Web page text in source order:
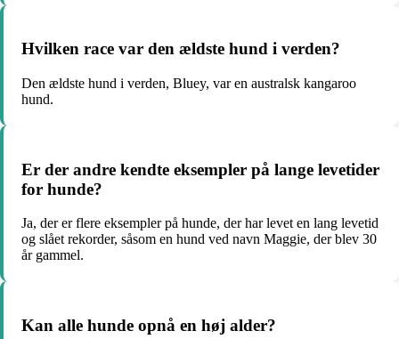
Hvilken race var den ældste hund i verden?
Den ældste hund i verden, Bluey, var en australsk kangaroo
hund.
Er der andre kendte eksempler på lange levetider
for hunde?
Ja, der er flere eksempler på hunde, der har levet en lang levetid
og slået rekorder, såsom en hund ved navn Maggie, der blev 30
år gammel.
Kan alle hunde opnå en høj alder?